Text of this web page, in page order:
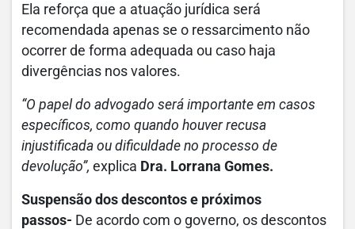
Ela reforça que a atuação jurídica será
recomendada apenas se o ressarcimento não
ocorrer de forma adequada ou caso haja
divergências nos valores.
“O papel do advogado será importante em casos
específicos, como quando houver recusa
injustificada ou dificuldade no processo de
devolução”, explica Dra. Lorrana Gomes.
Suspensão dos descontos e próximos
passos- De acordo com o governo, os descontos